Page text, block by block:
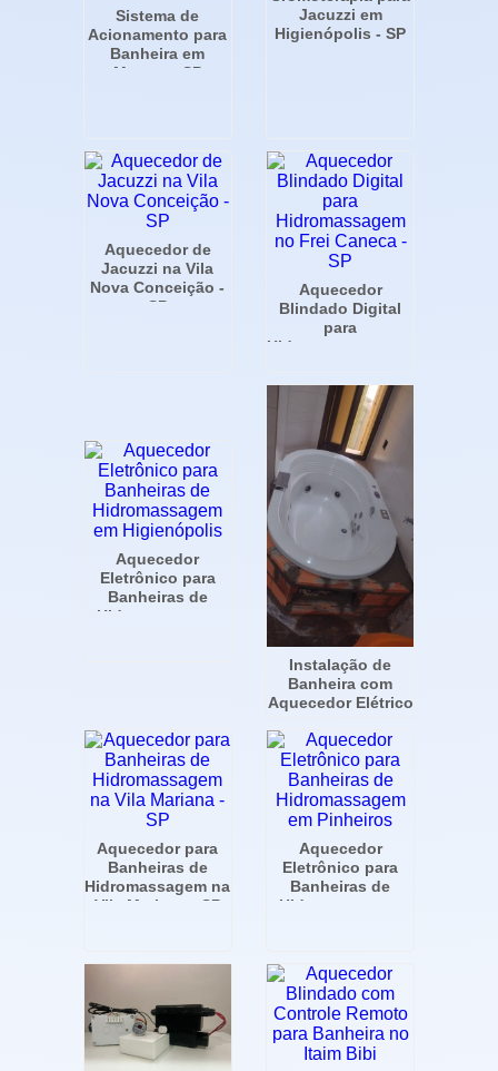
Sistema de
Acionamento para
Banheira em
Moema - SP
Jacuzzi em
Higienópolis - SP
Aquecedor de
Jacuzzi na Vila
Nova Conceição -
SP
Aquecedor
Blindado Digital
para
Hidromassagem no
Aquecedor
Eletrônico para
Banheiras de
Hidromassagem
Instalação de
Banheira com
Aquecedor Elétrico
Aquecedor para
Banheiras de
Hidromassagem na
Vila Mariana - SP
Aquecedor
Eletrônico para
Banheiras de
Hidromassagem